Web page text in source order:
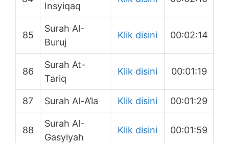
Insyiqaq
85
Surah Al-
Buruj
Klik disini 00:02:14
86
Surah At-
Tariq
Klik disini 00:01:19
87 Surah Al-A’la Klik disini 00:01:29
88
Surah Al-
Gasyiyah
Klik disini 00:01:59